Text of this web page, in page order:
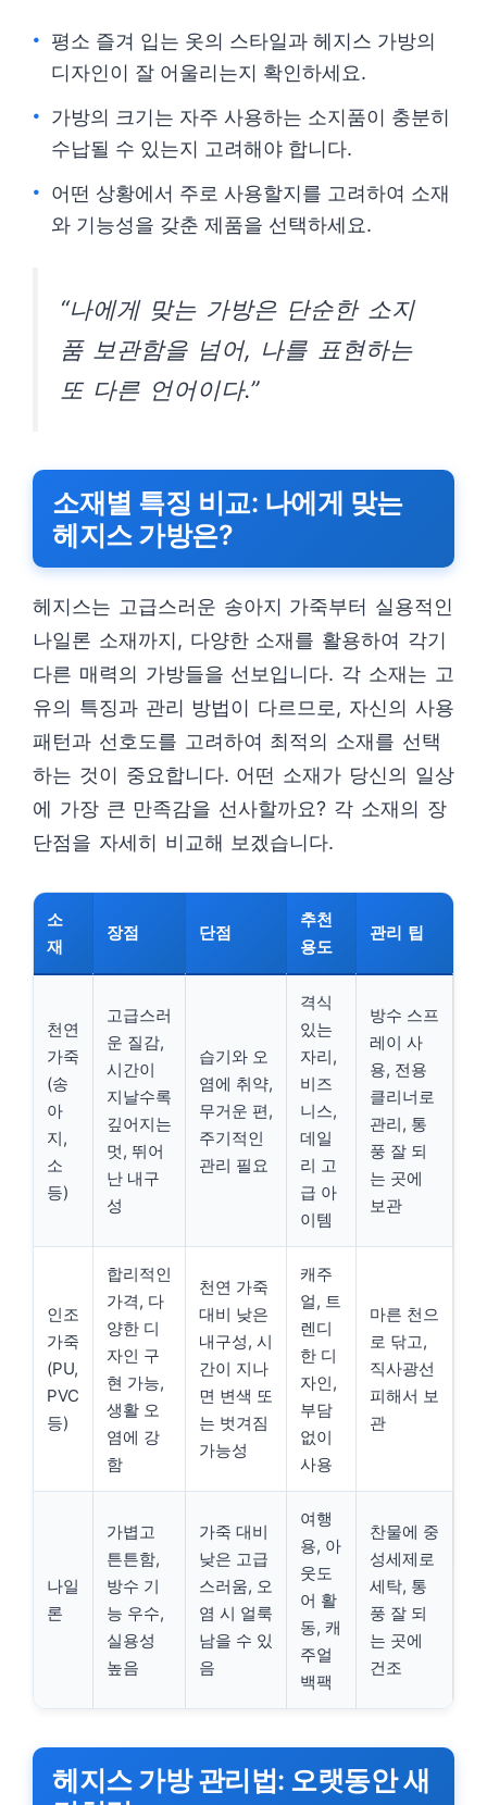
평소 즐겨 입는 옷의 스타일과 헤지스 가방의
디자인이 잘 어울리는지 확인하세요.
가방의 크기는 자주 사용하는 소지품이 충분히
수납될 수 있는지 고려해야 합니다.
어떤 상황에서 주로 사용할지를 고려하여 소재
와 기능성을 갖춘 제품을 선택하세요.
“나에게 맞는 가방은 단순한 소지
품 보관함을 넘어, 나를 표현하는
또 다른 언어이다.”
소재별 특징 비교: 나에게 맞는
헤지스 가방은?
헤지스는 고급스러운 송아지 가죽부터 실용적인
나일론 소재까지, 다양한 소재를 활용하여 각기
다른 매력의 가방들을 선보입니다. 각 소재는 고
유의 특징과 관리 방법이 다르므로, 자신의 사용
패턴과 선호도를 고려하여 최적의 소재를 선택
하는 것이 중요합니다. 어떤 소재가 당신의 일상
에 가장 큰 만족감을 선사할까요? 각 소재의 장
단점을 자세히 비교해 보겠습니다.
소
재
장점 단점
추천
용도
관리 팁
천연
가죽
(송
아
지,
소
등)
고급스러
운 질감,
시간이
지날수록
깊어지는
멋, 뛰어
난 내구
성
습기와 오
염에 취약,
무거운 편,
주기적인
관리 필요
격식
있는
자리,
비즈
니스,
데일
리 고
급 아
이템
방수 스프
레이 사
용, 전용
클리너로
관리, 통
풍 잘 되
는 곳에
보관
인조
가죽
(PU,
PVC
등)
합리적인
가격, 다
양한 디
자인 구
현 가능,
생활 오
염에 강
함
천연 가죽
대비 낮은
내구성, 시
간이 지나
면 변색 또
는 벗겨짐
가능성
캐주
얼, 트
렌디
한 디
자인,
부담
없이
사용
마른 천으
로 닦고,
직사광선
피해서 보
관
나일
론
가볍고
튼튼함,
방수 기
능 우수,
실용성
높음
가죽 대비
낮은 고급
스러움, 오
염 시 얼룩
남을 수 있
음
여행
용, 아
웃도
어 활
동, 캐
주얼
백팩
찬물에 중
성세제로
세탁, 통
풍 잘 되
는 곳에
건조
헤지스 가방 관리법: 오랫동안 새